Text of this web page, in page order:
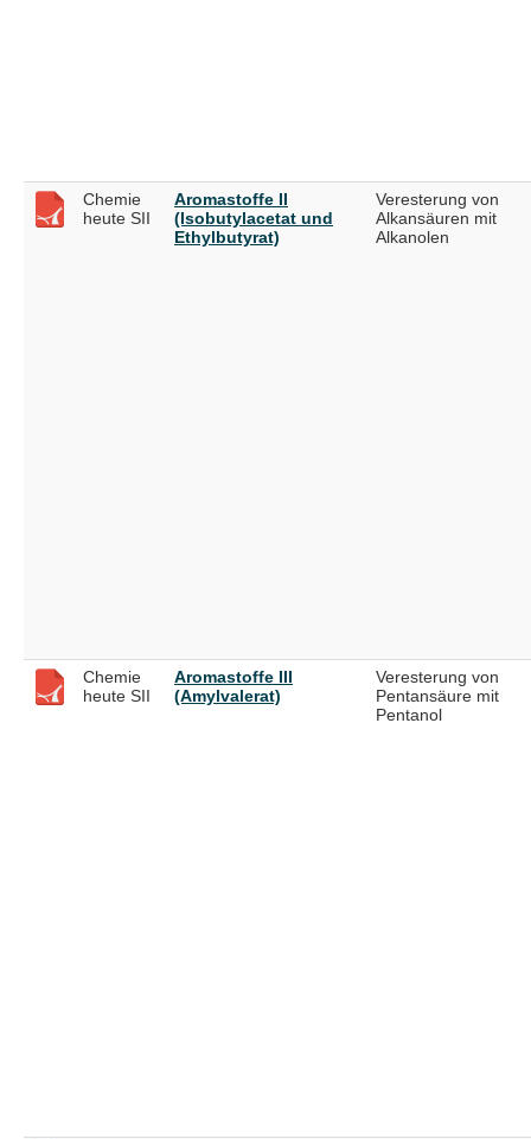
Chemie
heute SII
Aromastoffe II
(Isobutylacetat und
Ethylbutyrat)
Veresterung von
Alkansäuren mit
Alkanolen
Chemie
heute SII
Aromastoffe III
(Amylvalerat)
Veresterung von
Pentansäure mit
Pentanol